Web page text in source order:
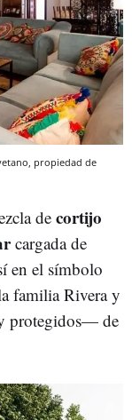
propiedad de
de cortijo
cargada de
en el símbolo
familia Rivera y
protegidos— de